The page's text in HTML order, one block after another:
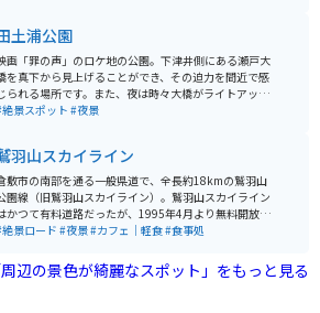
土浦公園
画「罪の声」のロケ地の公園。下津井側にある瀬戸大
を真下から見上げることができ、その迫力を間近で感
られる場所です。また、夜は時々大橋がライトアップ
れるので、幻想的で美しい景色を眺めることができま
景スポット #夜景
羽山スカイライン
敷市の南部を通る一般県道で、全長約18kmの鷲羽山
園線（旧鷲羽山スカイライン）。鷲羽山スカイライン
かつて有料道路だったが、1995年4月より無料開放さ
、名称変更された後も同路線の愛称として使用されて
る場所からは素晴らしい景色を眺めることが出来る。
島展望台からは、倉敷市街地、水島港湾岸沿いに立ち
景ロード #夜景#カフェ｜軽食#食事処
周辺の景色が綺麗なスポット」をもっと見る